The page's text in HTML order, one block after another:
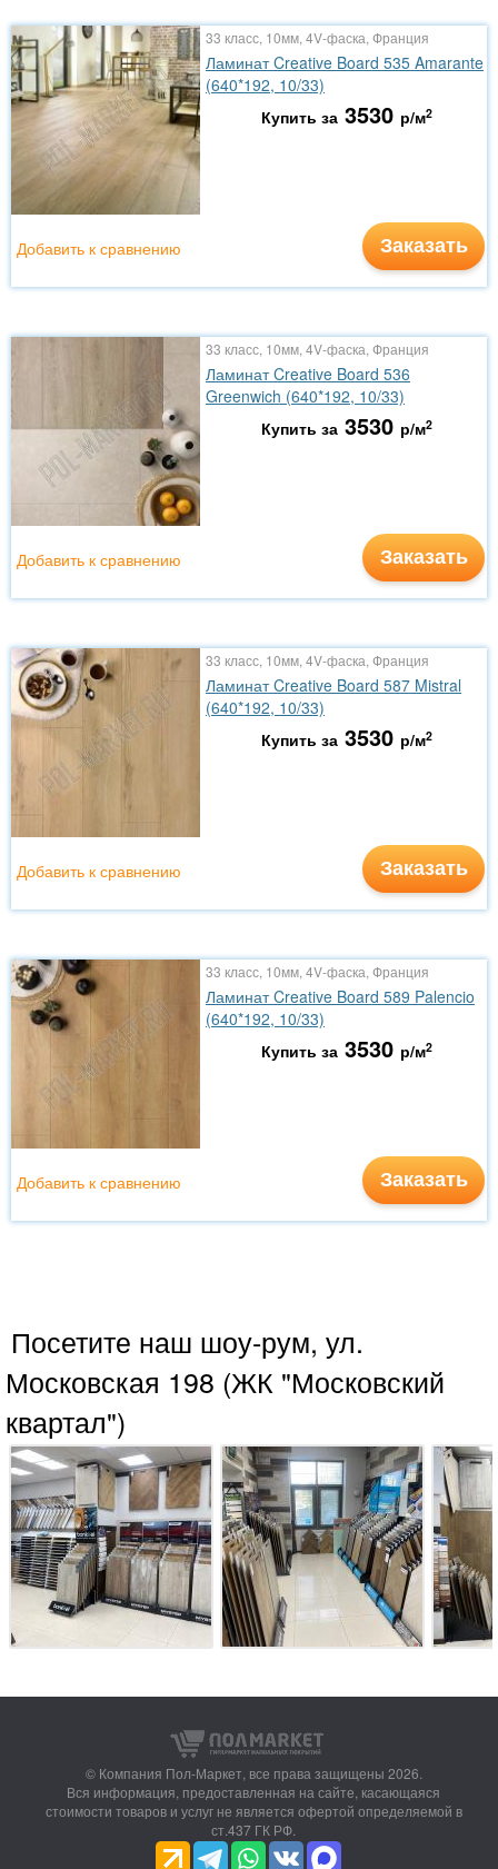
33 класс, 10мм, 4V-фаска, Франция
Ламинат Creative Board 535 Amarante
(640*192, 10/33)
Купить за 3530 р/м2
Заказать
Добавить к сравнению
33 класс, 10мм, 4V-фаска, Франция
Ламинат Creative Board 536
Greenwich (640*192, 10/33)
Купить за 3530 р/м2
Заказать
Добавить к сравнению
33 класс, 10мм, 4V-фаска, Франция
Ламинат Creative Board 587 Mistral
(640*192, 10/33)
Купить за 3530 р/м2
Заказать
Добавить к сравнению
33 класс, 10мм, 4V-фаска, Франция
Ламинат Creative Board 589 Palencio
(640*192, 10/33)
Купить за 3530 р/м2
Заказать
Добавить к сравнению
Посетите наш шоу-рум, ул.
Московская 198 (ЖК "Московский
квартал")
© Компания Пол-Маркет, все права защищены 2026.
Вся информация, предоставленная на сайте, касающаяся
стоимости товаров и услуг не является офертой определяемой в
ст.437 ГК РФ.